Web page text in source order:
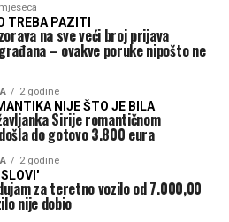
TREBA PAZITI
na sve veći broj prijava
– ovakve poruke nipošto ne
2 godine
NIJE ŠTO JE BILA
Sirije romantičnom
do gotovo 3.800 eura
2 godine
za teretno vozilo od 7.000,00
nije dobio